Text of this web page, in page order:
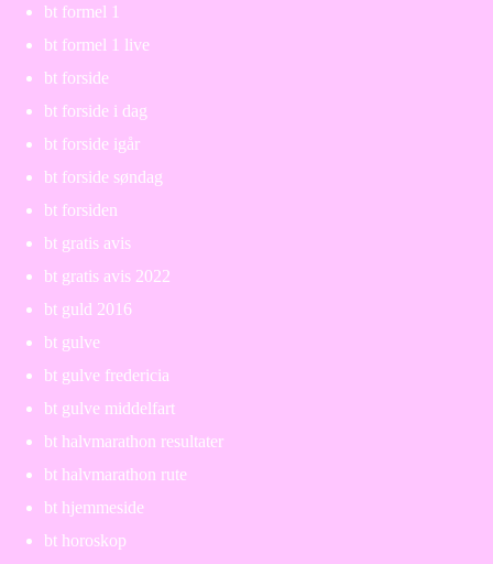
bt formel 1
bt formel 1 live
bt forside
bt forside i dag
bt forside igår
bt forside søndag
bt forsiden
bt gratis avis
bt gratis avis 2022
bt guld 2016
bt gulve
bt gulve fredericia
bt gulve middelfart
bt halvmarathon resultater
bt halvmarathon rute
bt hjemmeside
bt horoskop